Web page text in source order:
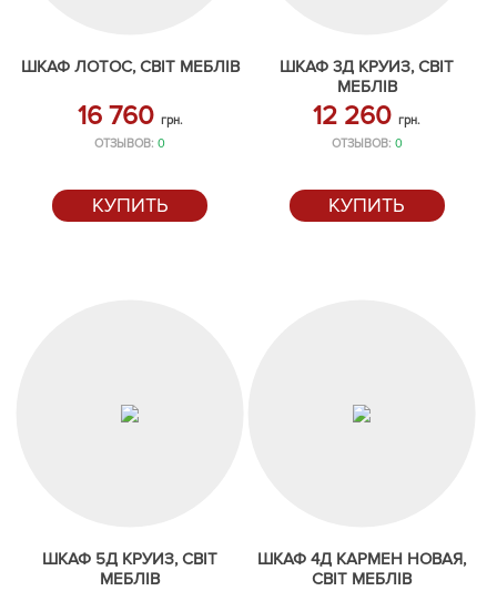
ШКАФ ЛОТОС, СВІТ МЕБЛІВ
16 760 грн.
ОТЗЫВОВ:0
КУПИТЬ
ШКАФ 3Д КРУИЗ, СВІТ
МЕБЛІВ
12 260грн.
ОТЗЫВОВ: 0
КУПИТЬ
ШКАФ 5Д КРУИЗ, СВІТ
МЕБЛІВ
ШКАФ 4Д КАРМЕН НОВАЯ,
СВІТ МЕБЛІВ